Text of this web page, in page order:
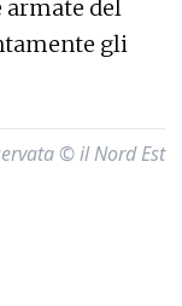
armate del
gli
© il Nord Est